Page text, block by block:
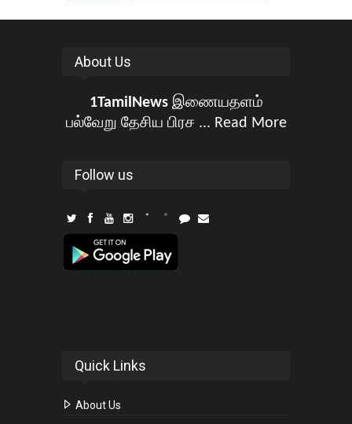
About Us
1TamilNewsஇணையதளம்
பல்வேறு தேசிய பிரச ... Read More
Follow us
Quick Links
About Us